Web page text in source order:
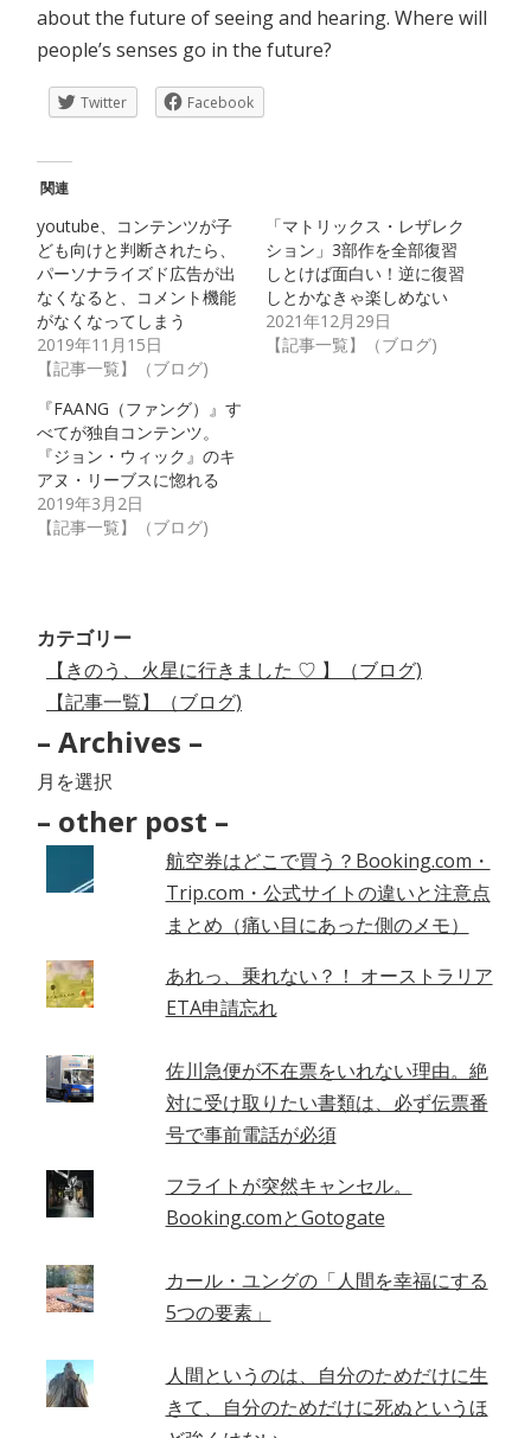
about the future of seeing and hearing. Where will
people’s senses go in the future?
Twitter Facebook
関連
youtube、コンテンツが子
ども向けと判断されたら、
パーソナライズド広告が出
なくなると、コメント機能
がなくなってしまう
2019年11月15日
【記事一覧】（ブログ)
「マトリックス・レザレク
ション」3部作を全部復習
しとけば面白い！逆に復習
しとかなきゃ楽しめない
2021年12月29日
【記事一覧】（ブログ)
『FAANG（ファング）』す
べてが独自コンテンツ。
『ジョン・ウィック』のキ
アヌ・リーブスに惚れる
2019年3月2日
【記事一覧】（ブログ)
カテゴリー
【きのう、火星に行きました ♡ 】（ブログ)
【記事一覧】（ブログ)
– Archives –
–
Archives
– other post –
航空券はどこで買う？Booking.com・
Trip.com・公式サイトの違いと注意点
まとめ（痛い目にあった側のメモ）
あれっ、乗れない？！ オーストラリア
ETA申請忘れ
佐川急便が不在票をいれない理由。絶
対に受け取りたい書類は、必ず伝票番
号で事前電話が必須
フライトが突然キャンセル。
Booking.comとGotogate
カール・ユングの「人間を幸福にする
5つの要素」
人間というのは、自分のためだけに生
きて、自分のためだけに死ぬというほ